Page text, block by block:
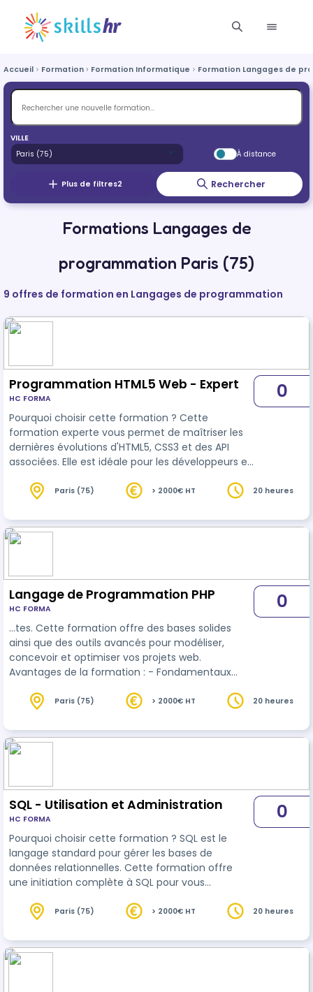
Accueil Formation Formation Informatique Formation Langages de
VILLE
À distance
Plus de filtres2 Rechercher
Formations Langages de
programmation Paris (75)
9 offres de formation en Langages de programmation
Programmation HTML5 Web - Expert
HC FORMA
Pourquoi choisir cette formation ? Cette
formation experte vous permet de maîtriser les
dernières évolutions d'HTML5, CSS3 et des API
associées. Elle est idéale pour les développeurs et
interactifs, dynamiques et conformes aux
Création avancée : Utilisez les nouvelles balises,
attributs et propriétés d'HTML5 et CSS3. -
0
Paris (75) > 2000€ HT 20 heures
Langage de Programmation PHP
HC FORMA
…tes. Cette formation offre des bases solides
ainsi que des outils avancés pour modéliser,
concevoir et optimiser vos projets web.
Avantages de la formation : - Fondamentaux
concepts avancés comme la programmation
des exercices concrets et des études de cas. -
Technologies actuelles : Découvrez les meilleures
0
Paris (75) > 2000€ HT 20 heures
SQL - Utilisation et Administration
HC FORMA
Pourquoi choisir cette formation ? SQL est le
langage standard pour gérer les bases de
données relationnelles. Cette formation offre
une initiation complète à SQL pour vous
bases de données de manière efficace.
Formation orientée projets avec des exercices
concrets. - Polyvalence : Convient à tout secteur
0
Paris (75) > 2000€ HT 20 heures